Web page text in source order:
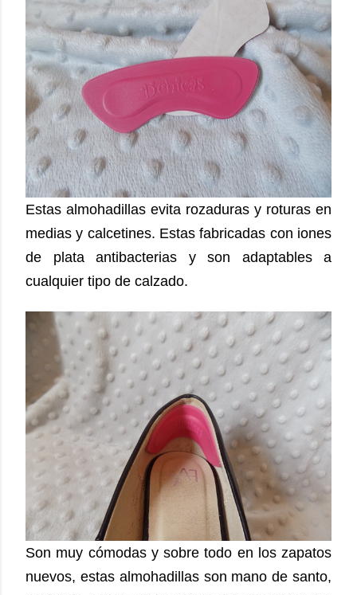
Estas almohadillas evita rozaduras y roturas en
medias y calcetines. Estas fabricadas con iones
de plata antibacterias y son adaptables a
cualquier tipo de calzado.
Son muy cómodas y sobre todo en los zapatos
nuevos, estas almohadillas son mano de santo,